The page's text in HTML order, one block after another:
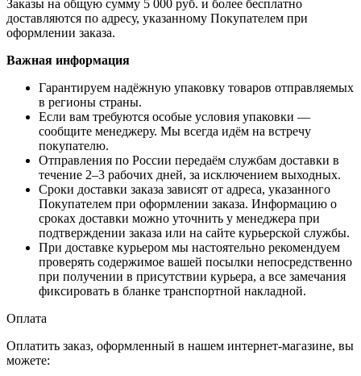
Заказы на общую сумму 5 000 руб. и более бесплатно
доставляются по адресу, указанному Покупателем при
оформлении заказа.
Важная информация
Гарантируем надёжную упаковку товаров отправляемых
в регионы страны.
Если вам требуются особые условия упаковки —
сообщите менеджеру. Мы всегда идём на встречу
покупателю.
Отправления по России передаём службам доставки в
течение 2–3 рабочих дней, за исключением выходных.
Сроки доставки заказа зависят от адреса, указанного
Покупателем при оформлении заказа. Информацию о
сроках доставки можно уточнить у менеджера при
подтверждении заказа или на сайте курьерской службы.
При доставке курьером мы настоятельно рекомендуем
проверять содержимое вашей посылки непосредственно
при получении в присутствии курьера, а все замечания
фиксировать в бланке транспортной накладной.
Оплата
Оплатить заказ, оформленный в нашем интернет-магазине, вы
можете: